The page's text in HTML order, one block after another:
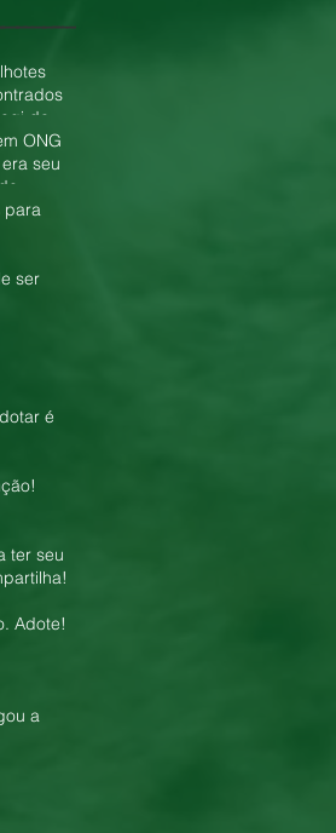
das
ONG
seu
para
ser
é
ter seu
Adote!
a